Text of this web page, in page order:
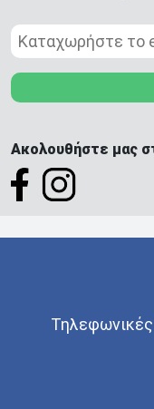
Ακολουθήστε μας